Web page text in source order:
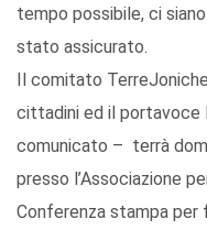
tempo possibile, ci
stato assicurato.
Il comitato
cittadini ed il portavoce
comunicato – terrà
presso l’Associazione
Conferenza stampa per